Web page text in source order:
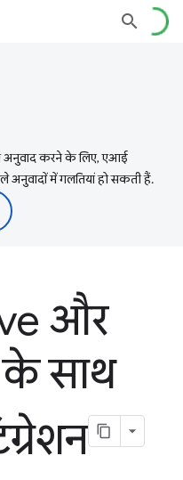
अनुवाद करने के लिए, एआई
अनुवादों में गलतियां हो सकती हैं.
और
के साथ